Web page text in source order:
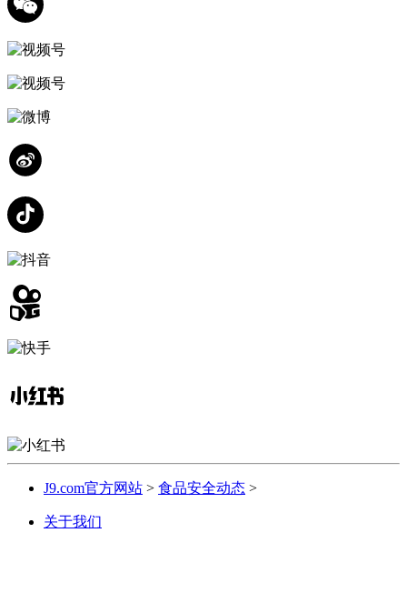
J9.com官方网站 > 食品安全动态 >
关于我们